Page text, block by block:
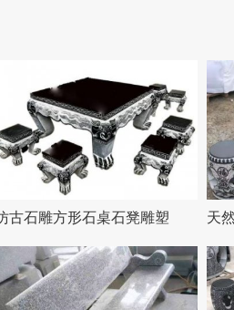
古石雕方形石桌石凳雕塑